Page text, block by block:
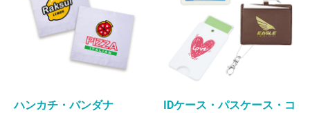
ハンカチ・バンダナ
IDケース・パスケース・コ